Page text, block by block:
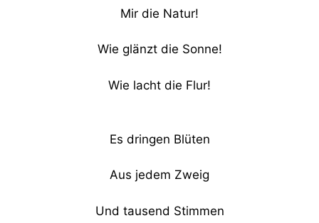
Mir die Natur!
Wie glänzt die Sonne!
Wie lacht die Flur!
Es dringen Blüten
Aus jedem Zweig
Und tausend Stimmen